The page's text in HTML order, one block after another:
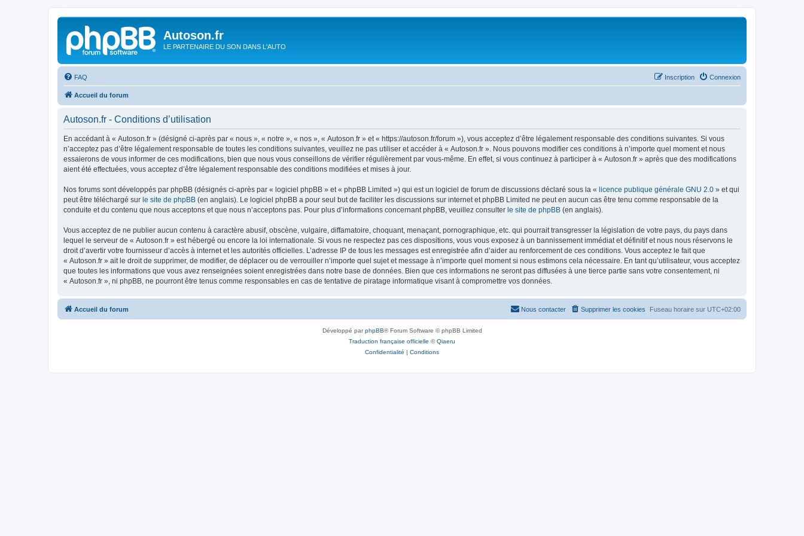
Autoson.fr
LE PARTENAIRE DU SON DANS L'AUTO
FAQ Connexion
Inscription
Accueil du forum
Autoson.fr - Conditions d’utilisation
En accédant à « Autoson.fr » (désigné ci-après par « nous », « notre », « nos », « Autoson.fr » et « https://autoson.fr/forum »), vous acceptez d’être légalement responsable des conditions suivantes. Si vous
n’acceptez pas d’être légalement responsable de toutes les conditions suivantes, veuillez ne pas utiliser et accéder à « Autoson.fr ». Nous pouvons modifier ces conditions à n’importe quel moment et nous
essaierons de vous informer de ces modifications, bien que nous vous conseillons de vérifier régulièrement par vous-même. En effet, si vous continuez à participer à « Autoson.fr » après que des modifications
aient été effectuées, vous acceptez d’être légalement responsable des conditions modifiées et mises à jour.
Nos forums sont développés par phpBB (désignés ci-après par « logiciel phpBB » et « phpBB Limited ») qui est un logiciel de forum de discussions déclaré sous la « licence publique générale GNU 2.0 » et qui
peut être téléchargé sur le site de phpBB (en anglais). Le logiciel phpBB a pour seul but de faciliter les discussions sur internet et phpBB Limited ne peut en aucun cas être tenu comme responsable de la
conduite et du contenu que nous acceptons et que nous n’acceptons pas. Pour plus d’informations concernant phpBB, veuillez consulter le site de phpBB (en anglais).
Vous acceptez de ne publier aucun contenu à caractère abusif, obscène, vulgaire, diffamatoire, choquant, menaçant, pornographique, etc. qui pourrait transgresser la législation de votre pays, du pays dans
lequel le serveur de « Autoson.fr » est hébergé ou encore la loi internationale. Si vous ne respectez pas ces dispositions, vous vous exposez à un bannissement immédiat et définitif et nous nous réservons le
droit d’avertir votre fournisseur d’accès à internet et les autorités officielles. L’adresse IP de tous les messages est enregistrée afin d’aider au renforcement de ces conditions. Vous acceptez le fait que
« Autoson.fr » ait le droit de supprimer, de modifier, de déplacer ou de verrouiller n’importe quel sujet et message à n’importe quel moment si nous estimons cela nécessaire. En tant qu’utilisateur, vous acceptez
que toutes les informations que vous avez renseignées soient enregistrées dans notre base de données. Bien que ces informations ne seront pas diffusées à une tierce partie sans votre consentement, ni
« Autoson.fr », ni phpBB, ne pourront être tenus comme responsables en cas de tentative de piratage informatique visant à compromettre vos données.
Accueil du forum Fuseau horaire sur UTC+02:00
Supprimer les cookies
Nous contacter
Développé parphpBB® Forum Software © phpBB Limited
Traduction française officielle ©Qiaeru
Confidentialité | Conditions